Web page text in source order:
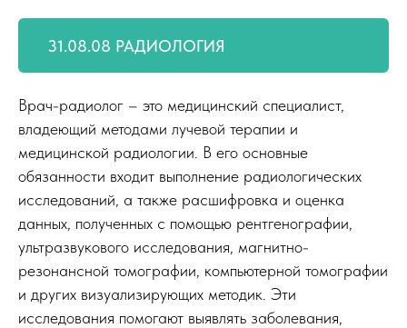
31.08.08 РАДИОЛОГИЯ
Врач-радиолог – это медицинский специалист,
владеющий методами лучевой терапии и
медицинской радиологии. В его основные
обязанности входит выполнение радиологических
исследований, а также расшифровка и оценка
данных, полученных с помощью рентгенографии,
ультразвукового исследования, магнитно-
резонансной томографии, компьютерной томографии
и других визуализирующих методик. Эти
исследования помогают выявлять заболевания,